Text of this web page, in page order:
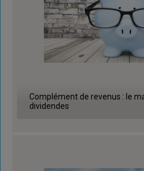
Complément de revenus : le
dividendes